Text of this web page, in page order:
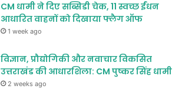
CM धामी ने दिए सब्सिडी चेक, 11 स्वच्छ ईंधन
आधारित वाहनों को दिखाया फ्लैग ऑफ
1 week ago
विज्ञान, प्रौद्योगिकी और नवाचार विकसित
उत्तराखंड की आधारशिला: CM पुष्कर सिंह धामी
2 weeks ago